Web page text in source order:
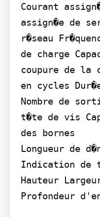
Courant
assign�e de
r�seau
de charge
coupure de la
en cycles
Nombre de
t�te de vis
des bornes
Longueur de
Indication de
Hauteur
Profondeur